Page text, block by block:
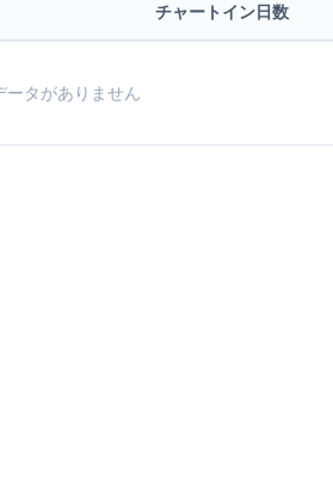
チャートイン日数
ータがありません